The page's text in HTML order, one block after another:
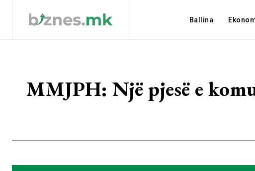
Ballina
MMJPH: Një pjesë e